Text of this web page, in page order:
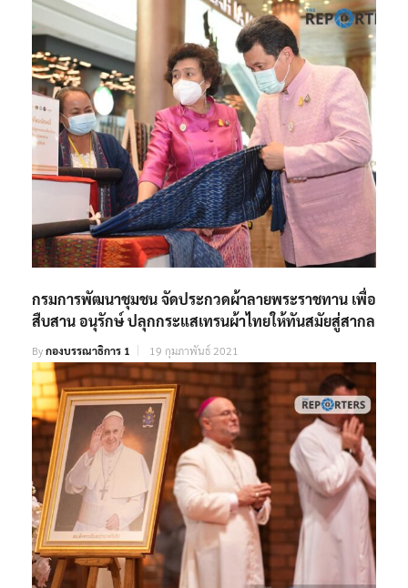
กรมการพัฒนาชุมชน จัดประกวดผ้าลายพระราชทาน เพื่อ
สืบสาน อนุรักษ์ ปลุกกระแสเทรนผ้าไทยให้ทันสมัยสู่สากล
Byกองบรรณาธิการ 1 19 กุมภาพันธ์ 2021